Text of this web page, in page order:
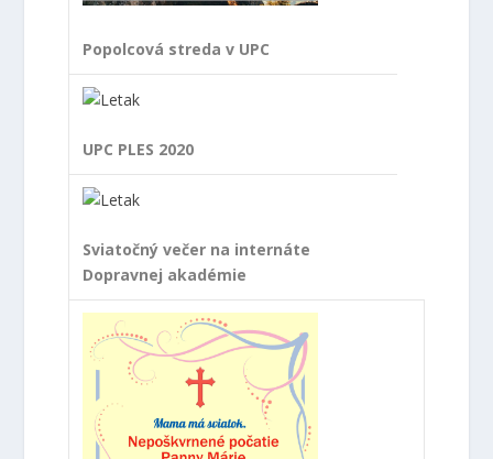
Popolcová streda v UPC
UPC PLES 2020
Sviatočný večer na internáte
Dopravnej akadémie